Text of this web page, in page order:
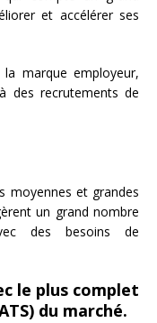
et accélérer ses
marque employeur,
des recrutements de
moyennes et grandes
un grand nombre
des besoins de
le plus complet
du marché.